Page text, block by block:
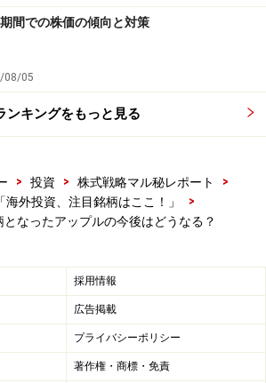
間での株価の傾向と対策
08/05
ンキングをもっと見る
> 投資 > 株式戦略マル秘レポート
>
海外投資、注目銘柄はここ！」
>
となったアップルの今後はどうなる？
採用情報
広告掲載
プライバシーポリシー
著作権・商標・免責